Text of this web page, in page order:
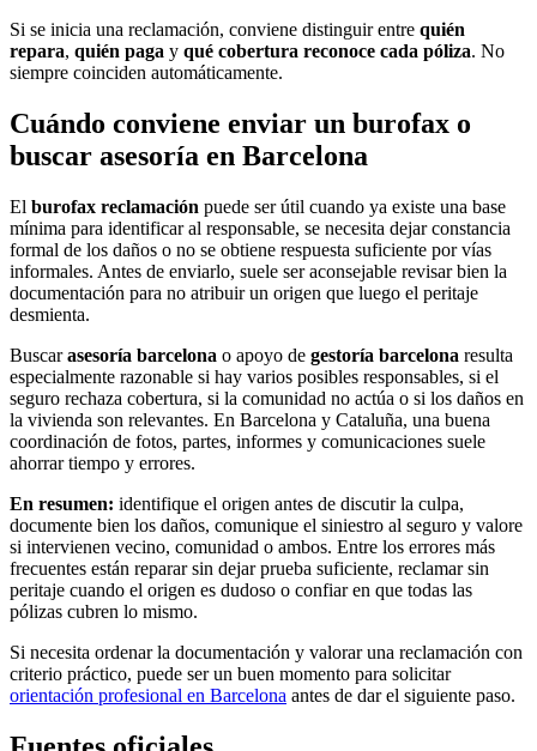
Si se inicia una reclamación, conviene distinguir entre quién
repara, quién paga y qué cobertura reconoce cada póliza. No
siempre coinciden automáticamente.
Cuándo conviene enviar un burofax o
buscar asesoría en Barcelona
El burofax reclamación puede ser útil cuando ya existe una base
mínima para identificar al responsable, se necesita dejar constancia
formal de los daños o no se obtiene respuesta suficiente por vías
informales. Antes de enviarlo, suele ser aconsejable revisar bien la
documentación para no atribuir un origen que luego el peritaje
desmienta.
Buscarasesoría barcelona o apoyo de gestoría barcelona resulta
especialmente razonable si hay varios posibles responsables, si el
seguro rechaza cobertura, si la comunidad no actúa o si los daños en
la vivienda son relevantes. En Barcelona y Cataluña, una buena
coordinación de fotos, partes, informes y comunicaciones suele
ahorrar tiempo y errores.
En resumen: identifique el origen antes de discutir la culpa,
documente bien los daños, comunique el siniestro al seguro y valore
si intervienen vecino, comunidad o ambos. Entre los errores más
frecuentes están reparar sin dejar prueba suficiente, reclamar sin
peritaje cuando el origen es dudoso o confiar en que todas las
pólizas cubren lo mismo.
Si necesita ordenar la documentación y valorar una reclamación con
criterio práctico, puede ser un buen momento para solicitar
orientación profesional en Barcelona antes de dar el siguiente paso.